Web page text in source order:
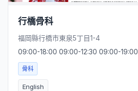
行橋骨科
福岡縣行橋市東泉5丁目1-4
09:00-18:00 09:00-12:30 09:00-19:00
骨科
English